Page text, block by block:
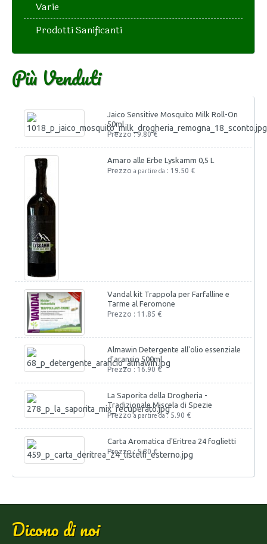
Varie
Prodotti Sanificanti
Più Venduti
Jaico Sensitive Mosquito Milk Roll-On
50ml
Prezzo : 9.80 €
Amaro alle Erbe Lyskamm 0,5 L
Prezzoa partire da : 19.50 €
Vandal kit Trappola per Farfalline e
Tarme al Feromone
Prezzo : 11.85 €
Almawin Detergente all'olio essenziale
d'arancio 500ml
Prezzo : 16.90 €
La Saporita della Drogheria -
Tradizionale Miscela di Spezie
Prezzoa partire da: 5.90 €
Carta Aromatica d'Eritrea 24 foglietti
Prezzo : 5.80 €
Dicono di noi